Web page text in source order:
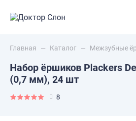
Главная — Каталог — Межзубные
Набор ёршиков Plackers
(0,7 мм), 24 шт
8